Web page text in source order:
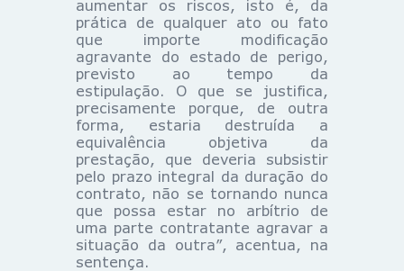
aumentar os riscos, isto é, da
prática de qualquer ato ou fato
que importe modificação
agravante do estado de perigo,
previsto ao tempo da
estipulação. O que se justifica,
precisamente porque, de outra
forma, estaria destruída a
equivalência objetiva da
prestação, que deveria subsistir
pelo prazo integral da duração do
contrato, não se tornando nunca
que possa estar no arbítrio de
uma parte contratante agravar a
situação da outra”, acentua, na
sentença.